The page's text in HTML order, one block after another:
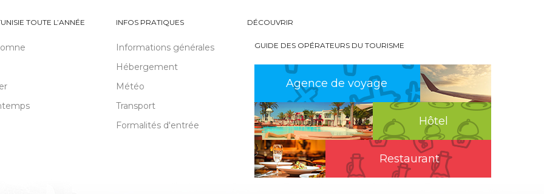
TOUTE L’ANNÉE INFOS PRATIQUES
Informations générales
Hébergement
Météo
Transport
Formalités d'entrée
DÉCOUVRIR
GUIDE DES OPÉRATEURS DU TOURISME
Agence de voyage
Hôtel
Restaurant